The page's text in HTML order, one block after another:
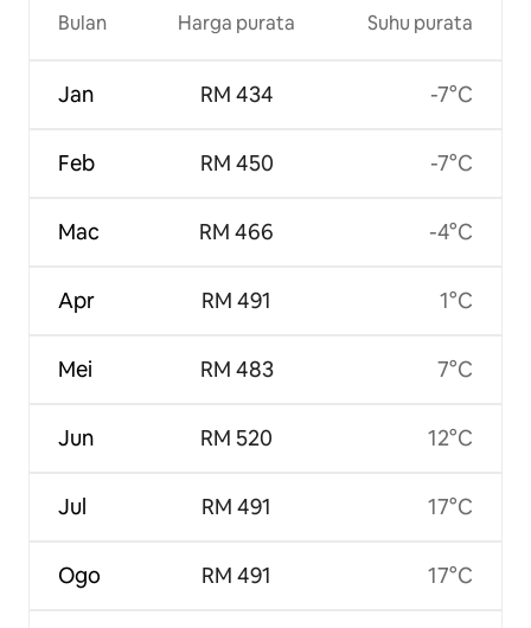
Bulan
Jan
Feb
Mac
Apr
Mei
Jun
Jul
Ogo
Harga purata
RM 434
RM 450
RM 466
RM 491
RM 483
RM 520
RM 491
RM 491
Suhu purata
-7°C
-7°C
-4°C
1°C
7°C
12°C
17°C
17°C